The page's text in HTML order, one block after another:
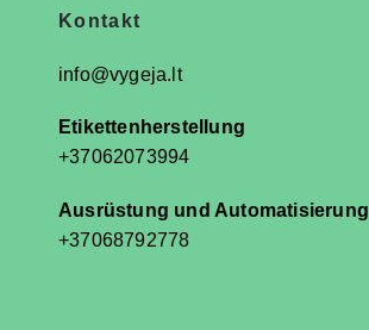
Kontakt
info@vygeja.lt
Etikettenherstellung
+37062073994
Ausrüstung und Automatisierung
+37068792778